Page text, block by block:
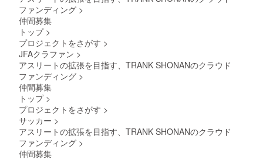
ファンディング >
仲間募集
トップ >
プロジェクトをさがす >
JFAクラファン >
アスリートの拡張を目指す、TRANK SHONANのクラウド
ファンディング >
仲間募集
トップ >
プロジェクトをさがす >
サッカー >
アスリートの拡張を目指す、TRANK SHONANのクラウド
ファンディング >
仲間募集